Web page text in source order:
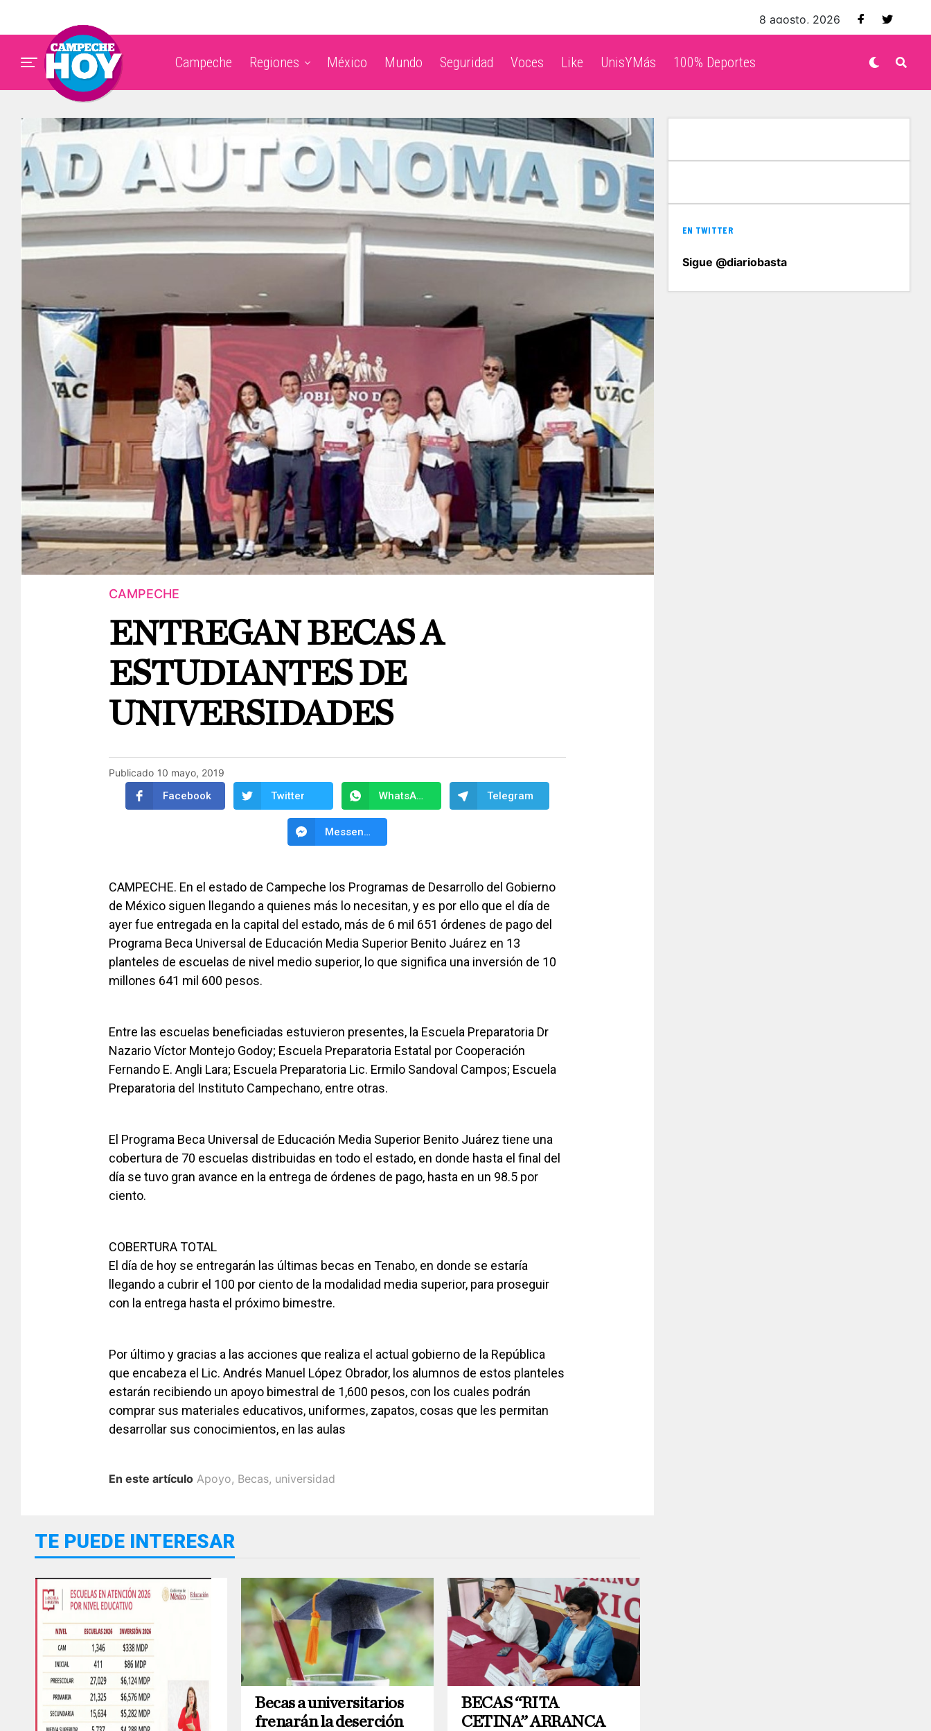
8 agosto, 2026
Campeche Regiones México Mundo Seguridad Voces Like UnisYMás 100% Deportes
CAMPECHE
ENTREGAN BECAS A
ESTUDIANTES DE
UNIVERSIDADES
Publicado 10 mayo, 2019
Facebook Twitter WhatsApp Telegram
Messenger
CAMPECHE. En el estado de Campeche los Programas de Desarrollo del Gobierno
de México siguen llegando a quienes más lo necesitan, y es por ello que el día de
ayer fue entregada en la capital del estado, más de 6 mil 651 órdenes de pago del
Programa Beca Universal de Educación Media Superior Benito Juárez en 13
planteles de escuelas de nivel medio superior, lo que significa una inversión de 10
millones 641 mil 600 pesos.
Entre las escuelas beneficiadas estuvieron presentes, la Escuela Preparatoria Dr
Nazario Víctor Montejo Godoy; Escuela Preparatoria Estatal por Cooperación
Fernando E. Angli Lara; Escuela Preparatoria Lic. Ermilo Sandoval Campos; Escuela
Preparatoria del Instituto Campechano, entre otras.
El Programa Beca Universal de Educación Media Superior Benito Juárez tiene una
cobertura de 70 escuelas distribuidas en todo el estado, en donde hasta el final del
día se tuvo gran avance en la entrega de órdenes de pago, hasta en un 98.5 por
ciento.
COBERTURA TOTAL
El día de hoy se entregarán las últimas becas en Tenabo, en donde se estaría
llegando a cubrir el 100 por ciento de la modalidad media superior, para proseguir
con la entrega hasta el próximo bimestre.
Por último y gracias a las acciones que realiza el actual gobierno de la República
que encabeza el Lic. Andrés Manuel López Obrador, los alumnos de estos planteles
estarán recibiendo un apoyo bimestral de 1,600 pesos, con los cuales podrán
comprar sus materiales educativos, uniformes, zapatos, cosas que les permitan
desarrollar sus conocimientos, en las aulas
En este artículo Apoyo, Becas, universidad
TE PUEDE INTERESAR
Becas a universitarios
frenarán la deserción
BECAS “RITA
CETINA” ARRANCA
EN TWITTER
Sigue @diariobasta